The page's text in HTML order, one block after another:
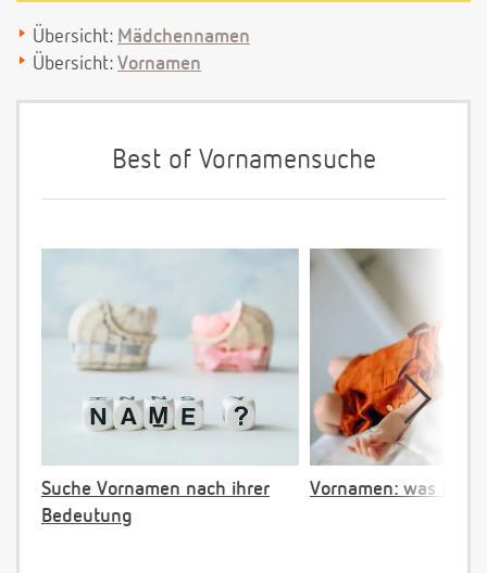
Übersicht: Mädchennamen
Übersicht: Vornamen
Best of Vornamensuche
Suche Vornamen nach ihrer
Bedeutung
Vornamen: was ist